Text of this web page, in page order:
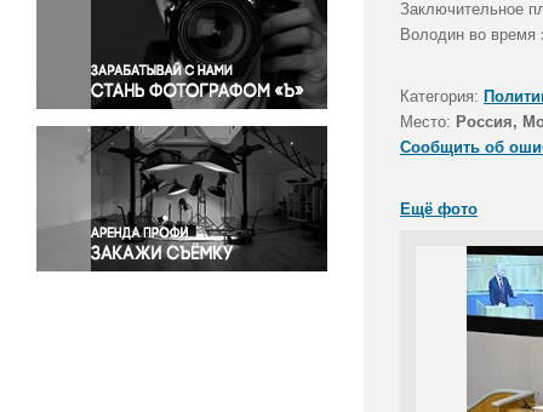
Политика
Правосудие
Происшествия и конфликты
Религия
Светская жизнь
Спорт
Экология
Экономика и бизнес
Заключительное
Володин во время
Категория:
Место: Россия,
Сообщить об
Ещё фото